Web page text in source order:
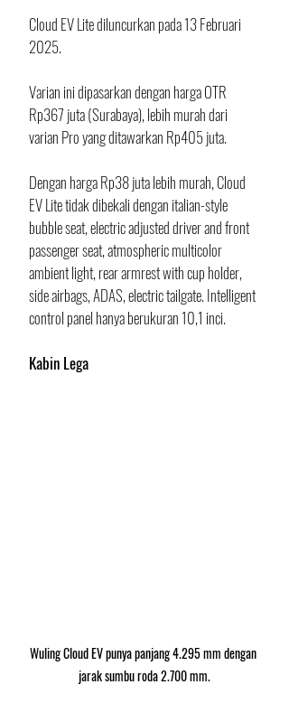
Cloud EV Lite diluncurkan pada 13 Februari
2025.
Varian ini dipasarkan dengan harga OTR
Rp367 juta (Surabaya), lebih murah dari
varian Pro yang ditawarkan Rp405 juta.
Dengan harga Rp38 juta lebih murah, Cloud
EV Lite tidak dibekali dengan italian-style
bubble seat, electric adjusted driver and front
passenger seat, atmospheric multicolor
ambient light, rear armrest with cup holder,
side airbags, ADAS, electric tailgate. Intelligent
control panel hanya berukuran 10,1 inci.
Kabin Lega
Wuling Cloud EV punya panjang 4.295 mm dengan
jarak sumbu roda 2.700 mm.